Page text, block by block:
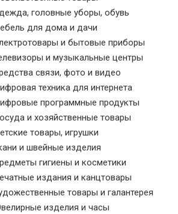
головные уборы, обувь
для дома и дачи
и бытовые приборы
и музыкальные центры
связи, фото и видео
техника для интернета
программные продукты
и хозяйственные товары
товары, игрушки
и швейные изделия
гигиены и косметики
издания и канцтовары
товары и галантерея
изделия и часы